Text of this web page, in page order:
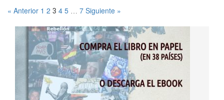
« Anterior 1 2 3 4 5 … 7 Siguiente »